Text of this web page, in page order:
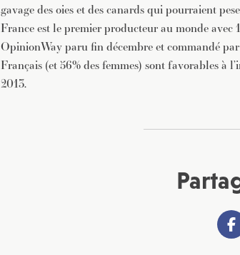
gavage des oies et des canards qui pourraient
France est le premier producteur au monde avec
OpinionWay paru fin décembre et commandé
Français (et 56% des femmes) sont favorables à
2013.